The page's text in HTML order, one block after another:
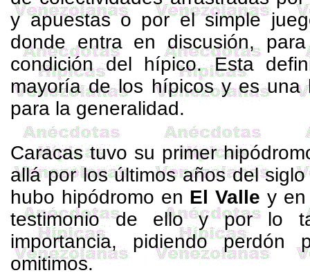
y apuestas o por el simple
donde entra en discusión,
condición del hípico. Esta
mayoría de los hípicos y es una
para la generalidad.
Caracas tuvo su primer
allá por los últimos años del
hubo hipódromo en El Valle y
testimonio de ello y por lo
importancia, pidiendo
omitimos.